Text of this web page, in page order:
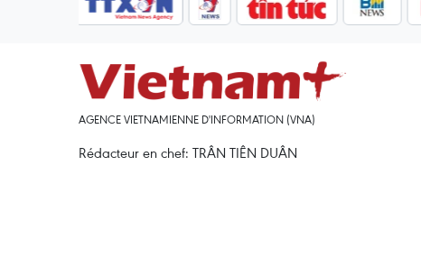
AGENCE VIETNAMIENNE D'INFORMATION (VNA)
Rédacteur en chef: TRÂN TIÊN DUÂN